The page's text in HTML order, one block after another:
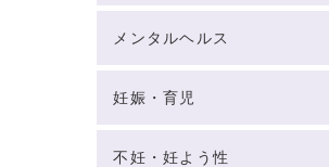
メンタルヘルス
妊娠・育児
不妊・妊よう性